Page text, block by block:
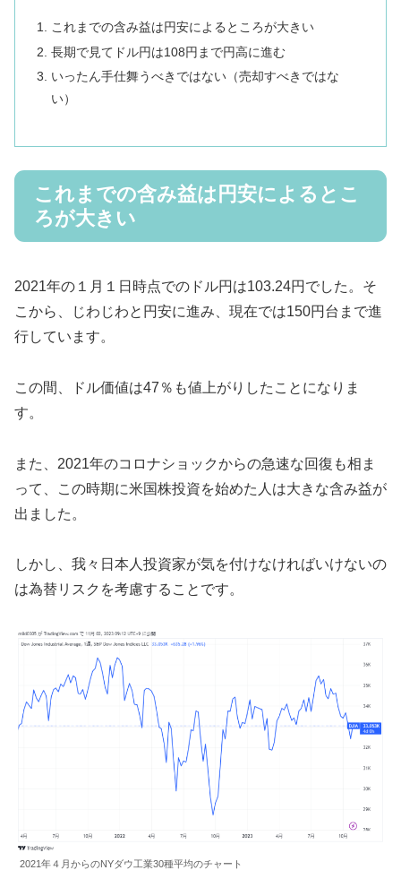
これまでの含み益は円安によるところが大きい
長期で見てドル円は108円まで円高に進む
いったん手仕舞うべきではない（売却すべきではな
い）
これまでの含み益は円安によるとこ
ろが大きい
2021年の１月１日時点でのドル円は103.24円でした。そ
こから、じわじわと円安に進み、現在では150円台まで進
行しています。
この間、ドル価値は47％も値上がりしたことになりま
す。
また、2021年のコロナショックからの急速な回復も相ま
って、この時期に米国株投資を始めた人は大きな含み益が
出ました。
しかし、我々日本人投資家が気を付けなければいけないの
は為替リスクを考慮することです。
2021年４月からのNYダウ工業30種平均のチャート